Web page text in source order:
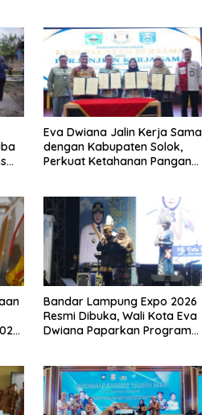
Eva Dwiana Jalin Kerja Sama
dengan Kabupaten Solok,
Perkuat Ketahanan Pangan
Bandar Lampung Expo 2026
Resmi Dibuka, Wali Kota Eva
Dwiana Paparkan Program
Lampung